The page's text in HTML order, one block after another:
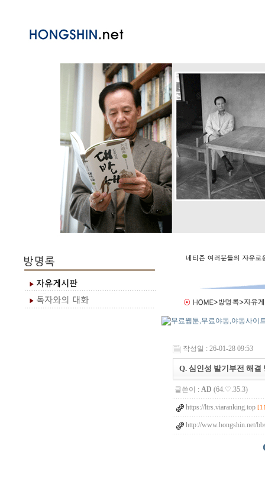
작성일 : 26-01-28 09:53
Q. 심인성 발기부전 해결
글쓴이 : AD (64.♡.35.3)
https://ltrs.viaranking.top
http://www.hongshin.net/